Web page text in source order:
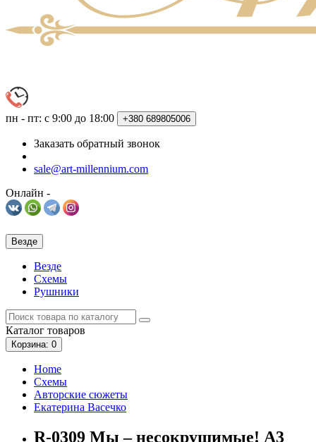
пн - пт: с 9:00 до 18:00 +380 689805006
Заказать обратный звонок
sale@art-millennium.com
Онлайн -
Везде
Везде
Схемы
Рушники
Каталог товаров
Корзина: 0
Home
Схемы
Авторские сюжеты
Екатерина Васечко
R-0309 Мы – несокрушимые! А3